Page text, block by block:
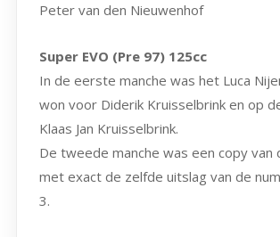
Peter van den Nieuwenhof
Super EVO (Pre 97) 125cc
In de eerste manche was het Luca
won voor Diderik Kruisselbrink en op
Klaas Jan Kruisselbrink.
De tweede manche was een copy van
met exact de zelfde uitslag van de
3.